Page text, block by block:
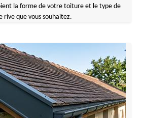
la forme de votre toiture et le type de
rive que vous souhaitez.